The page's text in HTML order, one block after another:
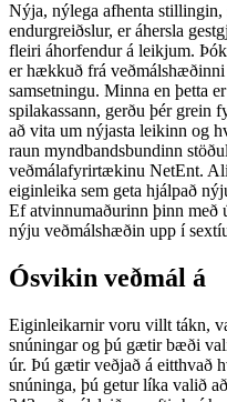
Nýja, nýlega afhenta
endurgreiðslur, er áhersla
fleiri áhorfendur á leikjum.
er hækkuð frá
samsetningu. Minna en þetta
spilakassann, gerðu þér grein
að vita um nýjasta leikinn og
raun myndbandsbundinn
veðmálafyrirtækinu NetEnt.
eiginleika sem geta hjálpað
Ef atvinnumaðurinn þinn með
nýju veðmálshæðin upp í
Ósvikin veðmál á
Eiginleikarnir voru villt tákn,
snúningar og þú gætir bæði
úr. Þú gætir veðjað á eitthvað
snúninga, þú getur líka valið